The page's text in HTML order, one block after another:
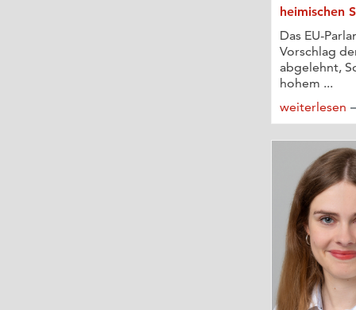
heimischen
Das EU-
Vorschlag
abgelehnt,
hohem ...
weiterlesen